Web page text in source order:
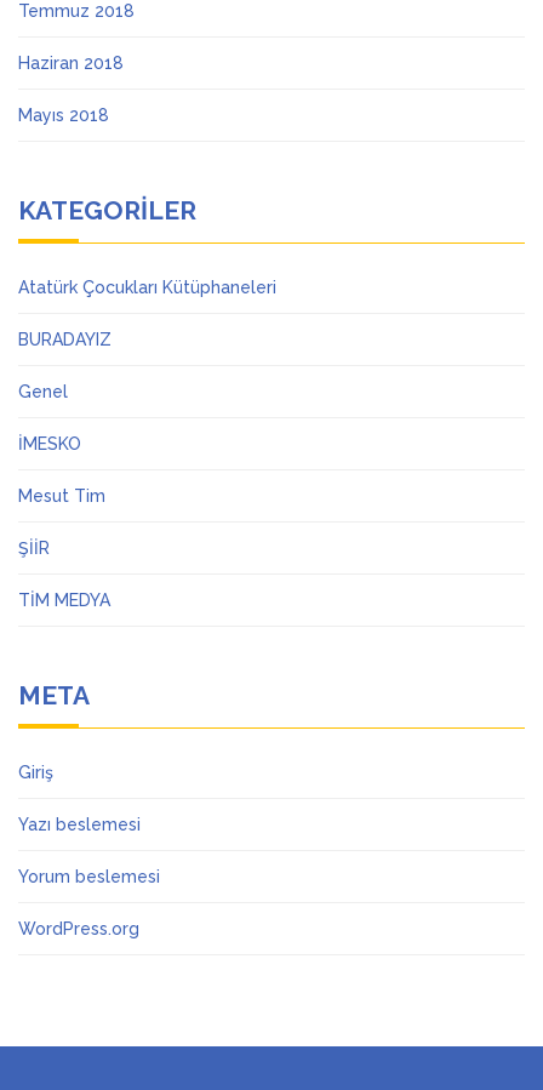
Temmuz 2018
Haziran 2018
Mayıs 2018
KATEGORILER
Atatürk Çocukları Kütüphaneleri
BURADAYIZ
Genel
İMESKO
Mesut Tim
ŞİİR
TİM MEDYA
META
Giriş
Yazı beslemesi
Yorum beslemesi
WordPress.org